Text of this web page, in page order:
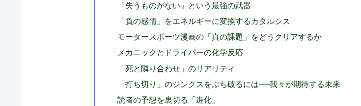
「失うものがない」という最強の武器
「負の感情」をエネルギーに変換するカタルシス
モータースポーツ漫画の「真の課題」をどうクリアするか
メカニックとドライバーの化学反応
「死と隣り合わせ」のリアリティ
「打ち切り」のジンクスをぶち破るには──我々が期待する未来
読者の予想を裏切る「進化」